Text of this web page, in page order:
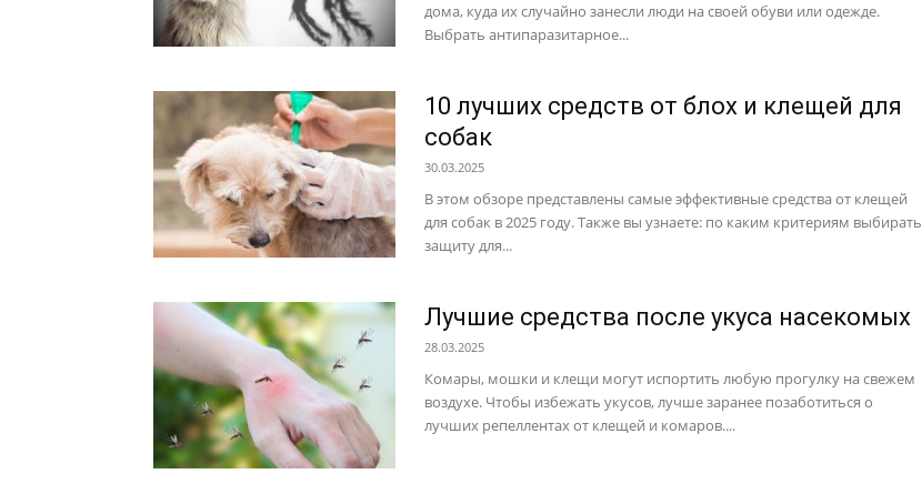
дома, куда их случайно занесли люди на своей обуви или одежде.
Выбрать антипаразитарное...
10 лучших средств от блох и клещей для
собак
30.03.2025
В этом обзоре представлены самые эффективные средства от клещей
для собак в 2025 году. Также вы узнаете: по каким критериям выбирать
защиту для...
Лучшие средства после укуса насекомых
28.03.2025
Комары, мошки и клещи могут испортить любую прогулку на свежем
воздухе. Чтобы избежать укусов, лучше заранее позаботиться о
лучших репеллентах от клещей и комаров....